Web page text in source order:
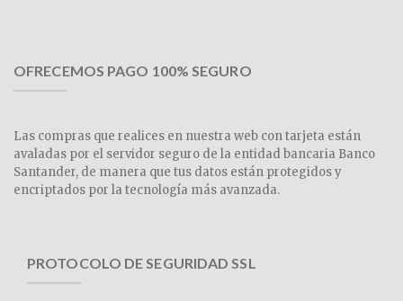
OFRECEMOS PAGO 100% SEGURO
Las compras que realices en nuestra web con tarjeta están
avaladas por el servidor seguro de la entidad bancaria Banco
Santander, de manera que tus datos están protegidos y
encriptados por la tecnología más avanzada.
PROTOCOLO DE SEGURIDAD SSL